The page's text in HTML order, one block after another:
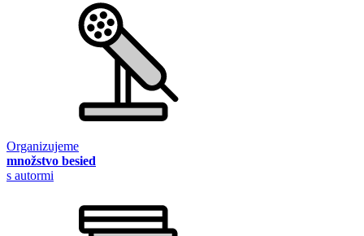
Organizujeme
množstvo besied
s autormi